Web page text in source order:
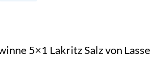
5×1 Lakritz Salz von Lasse